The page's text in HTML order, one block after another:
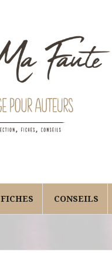
FICHES CONSEILS